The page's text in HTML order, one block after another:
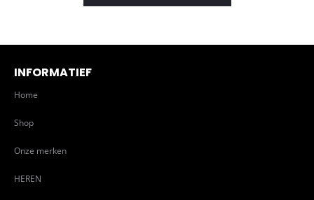
INFORMATIEF
Home
Shop
Onze merken
HEREN